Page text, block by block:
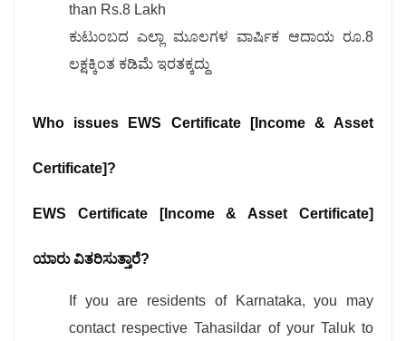
than Rs.8 Lakh
ಕುಟುಂಬದ ಎಲ್ಲಾ ಮೂಲಗಳ ವಾರ್ಷಿಕ ಆದಾಯ ರೂ.8
ಲಕ್ಷಕ್ಕಿಂತ ಕಡಿಮೆ ಇರತಕ್ಕದ್ದು
Who issues EWS Certificate [Income & Asset
Certificate]?
EWS Certificate [Income & Asset Certificate]
ಯಾರು ವಿತರಿಸುತ್ತಾರೆ?
If you are residents of Karnataka, you may
contact respective Tahasildar of your Taluk to